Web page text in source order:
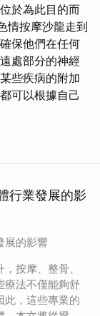
於為此目的而
情按摩沙龍走到
保他們在任何
處部分的神經
些疾病的附加
可以根據自己
行業發展的影
展的影響
按摩、整骨、
療法不僅能夠舒
此，這些專業的